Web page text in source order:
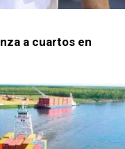
a cuartos en